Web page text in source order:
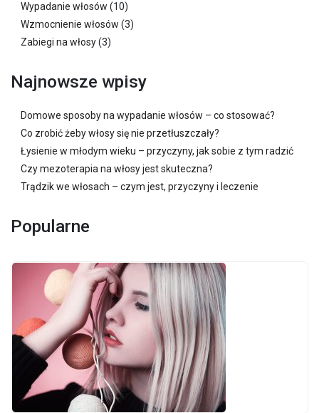
Wypadanie włosów (10)
Wzmocnienie włosów (3)
Zabiegi na włosy(3)
Najnowsze wpisy
Domowe sposoby na wypadanie włosów – co stosować?
Co zrobić żeby włosy się nie przetłuszczały?
Łysienie w młodym wieku – przyczyny, jak sobie z tym radzić
Czy mezoterapia na włosy jest skuteczna?
Trądzik we włosach – czym jest, przyczyny i leczenie
Popularne